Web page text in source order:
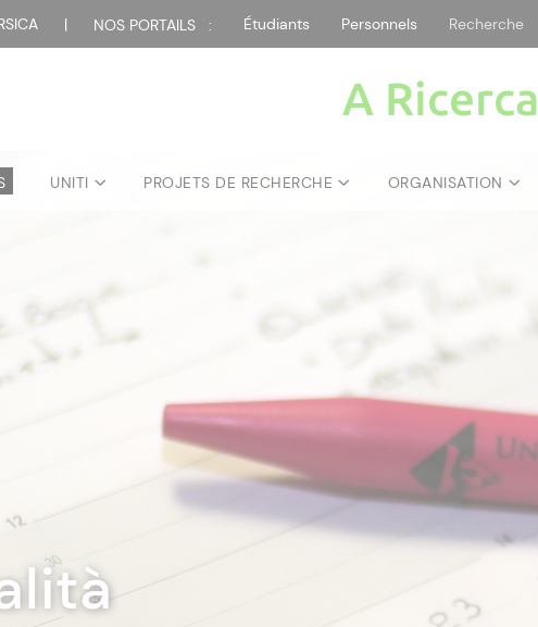
| NOS PORTAILS : Étudiants Personnels Recherche
A Ricerca
UNITI PROJETS DE RECHERCHE ORGANISATION